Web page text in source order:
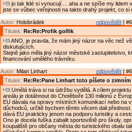
jo tak lidé si vynucují.... aha a ne spíše my lidem
jste se vůbec veřejnosti na takto drahý projekt, co si
odpovědět |
Autor: Holobrádek
Titulek: Re:Re:Profik golfik
ANO, je pravda, že mám jiný názor na věc než
diskutujících.
Stejně jako měla jiný názor městské zastupitelstvo,
financování umělého trávníku.
odpovědět |
Autor: Milan Linhart
Titulek: Re:Re:Pane Linhart toto píšete o
Umělá tráva si na údržbu vydělá. A cílem
areálu je dotáhnout do Chotěboře 130 milionů z
EU dávala na opravy místních komunikací nebo na
důchodců, určitě bychom těmto věcem dali
dává EU prakticky jenom na podporu turistiky a
Ono je docela fuška zabalit sportoviště pro školy,
koupaliště pro občany města do turistického obalu